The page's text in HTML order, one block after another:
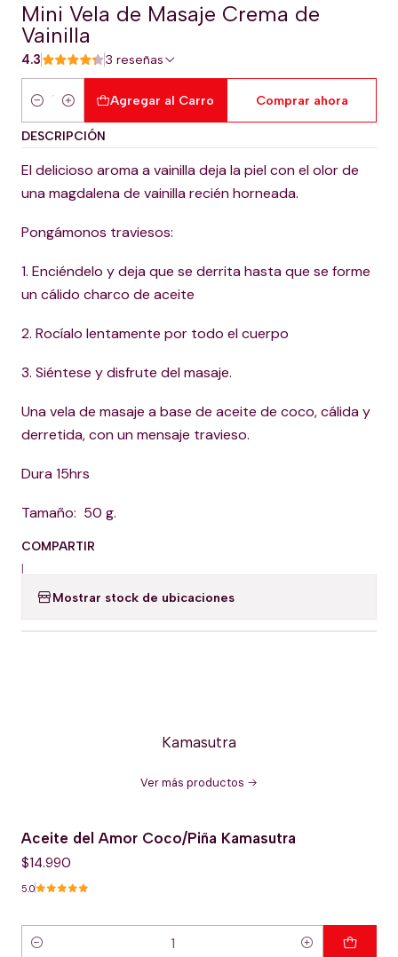
Mini Vela de Masaje Crema de
Vainilla
4.3 3 reseñas
Cantidad
Agregar al Carro Comprar ahora
DESCRIPCIÓN
El delicioso aroma a vainilla deja la piel con el olor de
una magdalena de vainilla recién horneada.
Pongámonos traviesos:
1. Enciéndelo y deja que se derrita hasta que se forme
un cálido charco de aceite
2. Rocíalo lentamente por todo el cuerpo
3. Siéntese y disfrute del masaje.
Una vela de masaje a base de aceite de coco, cálida y
derretida, con un mensaje travieso.
Dura 15hrs
Tamaño: 50 g.
COMPARTIR
|
Mostrar stock de ubicaciones
Kamasutra
Ver más productos
Aceite del Amor Coco/Piña Kamasutra
$14.990
5.0
Cantidad